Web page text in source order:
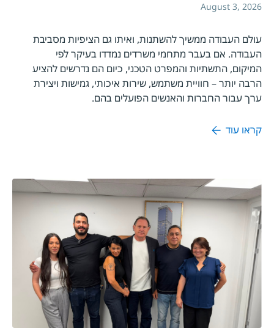
August 3, 2026
עולם העבודה ממשיך להשתנות, ואיתו גם הציפיות מסביבת
העבודה. אם בעבר מתחמי משרדים נמדדו בעיקר לפי
המיקום, התשתיות והמפרט הטכני, כיום הם נדרשים להציע
הרבה יותר – חוויית משתמש, שירות איכותי, גמישות ויצירת
ערך עבור החברות והאנשים הפועלים בהם.
קראו עוד